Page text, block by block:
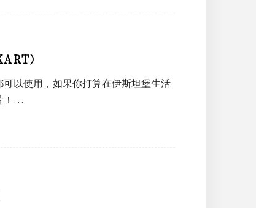
）
以使用，如果你打算在伊斯坦堡生活
！…